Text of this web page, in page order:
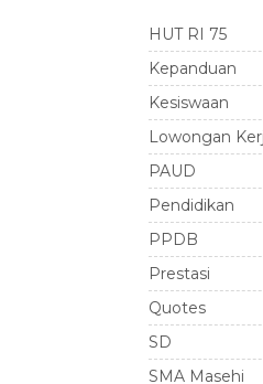
HUT RI 75
Kepanduan
Kesiswaan
Lowongan
PAUD
Pendidikan
PPDB
Prestasi
Quotes
SD
SMA Masehi